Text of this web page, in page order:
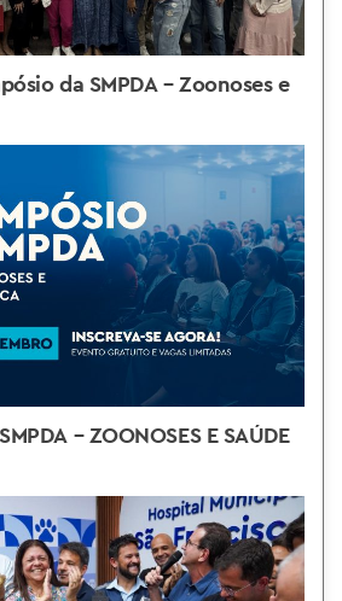
da SMPDA – Zoonoses e
– ZOONOSES E SAÚDE